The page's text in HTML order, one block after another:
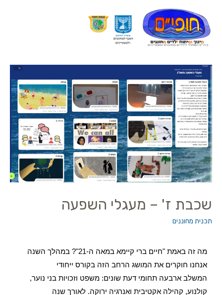
שכבת ז' – מעגלי השפעה
תכנית מחוננים
מה זה באמת "חיים ברי קיימא במאה ה-21"? במהלך השנה
אנחנו חוקרים את המושג הרחב הזה בקורס ייחודי
המשלב ארבעה תחומי דעת שונים: משפט וזכויות בני נוער,
קולנוע, קהילה אקטיבית ואנרגיה ירוקה. לאורך שנה